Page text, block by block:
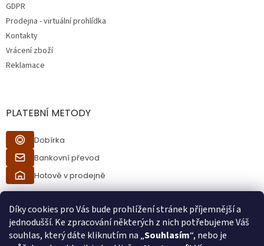
Díky cookies pro Vás bude prohlížení stránek příjemnější a
jednodušší. Ke zpracování některých z nich potřebujeme Váš
souhlas, který dáte kliknutím na „Souhlasím“, nebo je
GDPR
Prodejna - virtuální prohlídka
Kontakty
Vrácení zboží
Reklamace
PLATEBNÍ METODY
Dobírka
Bankovní převod
Hotově v prodejně